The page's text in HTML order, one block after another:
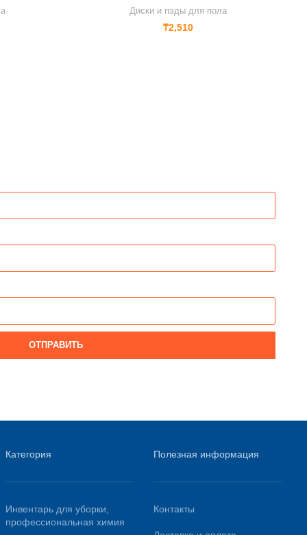
Диски и пэды для пола
₸2,510
ОТПРАВИТЬ
Категория
Инвентарь для уборки,
профессиональная химия
Полезная информация
Контакты